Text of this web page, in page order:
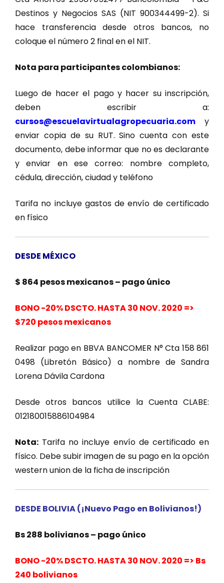
Destinos y Negocios SAS (NIT 900344499-2). Si
hace transferencia desde otros bancos, no
coloque el número 2 final en el NIT.
Nota para participantes colombianos:
Luego de hacer el pago y hacer su inscripción,
deben escribir a:
cursos@escuelavirtualagropecuaria.com y
enviar copia de su RUT. Sino cuenta con este
documento, debe informar que no es declarante
y enviar en ese correo: nombre completo,
cédula, dirección, ciudad y teléfono
Tarifa no incluye gastos de envío de certificado
en físico
DESDE MÉXICO
$ 864 pesos mexicanos – pago único
BONO -20% DSCTO. HASTA 30 NOV. 2020 =>
$720 pesos mexicanos
Realizar pago en BBVA BANCOMER N° Cta 158 861
0498 (Libretón Básico) a nombre de Sandra
Lorena Dávila Cardona
Desde otros bancos utilice la Cuenta CLABE:
012180015886104984
Nota: Tarifa no incluye envío de certificado en
físico. Debe subir imagen de su pago en la opción
western union de la ficha de inscripción
DESDE BOLIVIA (¡Nuevo Pago en Bolivianos!)
Bs 288 bolivianos – pago único
BONO -20% DSCTO. HASTA 30 NOV. 2020 => Bs
240 bolivianos